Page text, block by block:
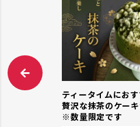
！ ”らくらく
ティータイムにお
贅沢な抹茶のケー
※数量限定です